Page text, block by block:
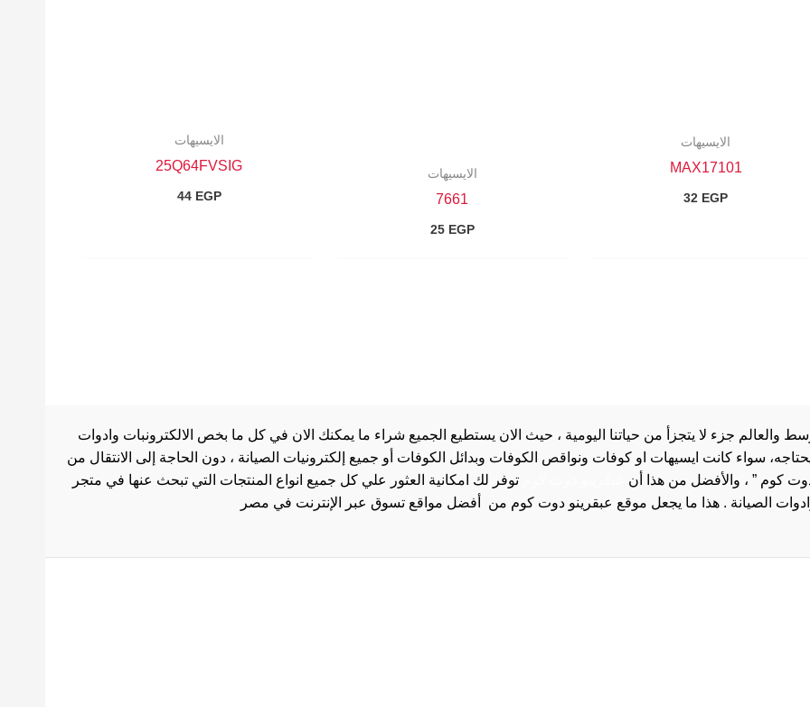
الايسيهات
MAX17101
32 EGP
الايسيهات
7661
25 EGP
الايسيهات
25Q64FVSIG
44 EGP
جزء لا يتجزأ من حياتنا اليومية ، حيث الان يستطيع الجميع شراء ما يمكنك الان في كل ما بخص الالكترونبات وادوات
سواء كانت ايسيهات او كوفات ونواقص الكوفات وبدائل الكوفات أو جميع إلكترونيات الصيانة ، دون الحاجة إلى الانتقال من
كوم ” ، والأفضل من هذا أن
توفر لك امكانية العثور علي كل جميع انواع المنتجات التي تبحث عنها في متجر